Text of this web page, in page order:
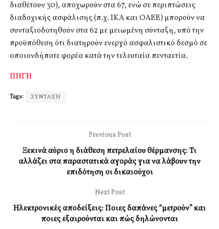
διαθέτουν 30), αποχωρούν στα 67, ενώ σε περιπτώσεις
διαδοχικής ασφάλισης (π.χ. ΙΚΑ και ΟΑΕΕ) μπορούν να
συνταξιοδοτηθούν στα 62 με μειωμένη σύνταξη, υπό την
προϋπόθεση ότι διατηρούν ενεργό ασφαλιστικό δεσμό σε
οποιονδήποτε φορέα κατά την τελευταία πενταετία.
ΠΗΓΗ
Tags: ΣΥΝΤΑΞΗ
Previous Post
Ξεκινά αύριο η διάθεση πετρελαίου θέρμανσης: Τι
αλλάζει στα παραστατικά αγοράς για να λάβουν την
επιδότηση οι δικαιούχοι
Next Post
Ηλεκτρονικές αποδείξεις: Ποιες δαπάνες “μετρούν” και
ποιες εξαιρούνται και πώς δηλώνονται